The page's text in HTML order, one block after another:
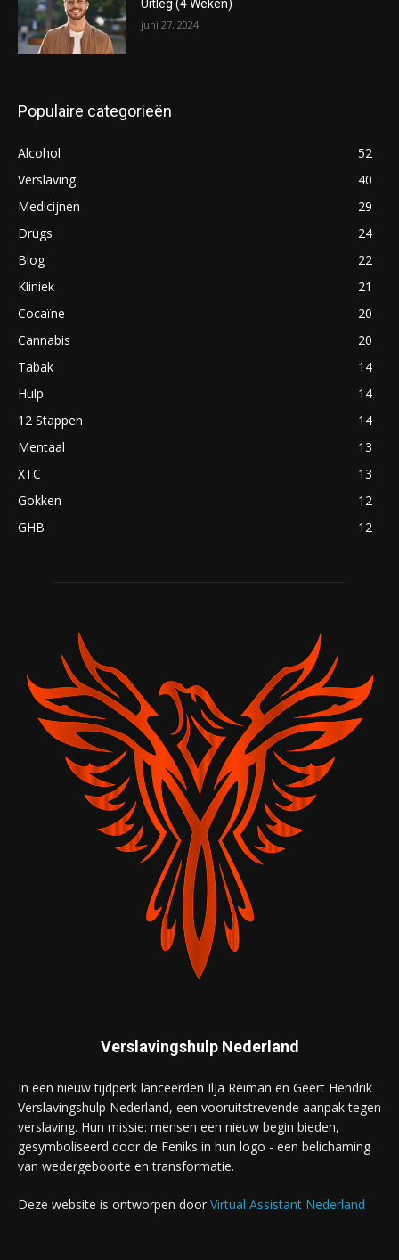
Uitleg (4 Weken)
juni 27, 2024
Populaire categorieën
Alcohol
52
Verslaving
40
Medicijnen
29
Drugs
24
Blog
22
Kliniek
21
Cocaïne
20
Cannabis
20
Tabak
14
Hulp
14
12 Stappen
14
Mentaal
13
XTC
13
Gokken
12
GHB
12
Verslavingshulp Nederland
In een nieuw tijdperk lanceerden Ilja Reiman en Geert Hendrik
Verslavingshulp Nederland, een vooruitstrevende aanpak tegen
verslaving. Hun missie: mensen een nieuw begin bieden,
gesymboliseerd door de Feniks in hun logo - een belichaming
van wedergeboorte en transformatie.
Deze website is ontworpen door Virtual Assistant Nederland